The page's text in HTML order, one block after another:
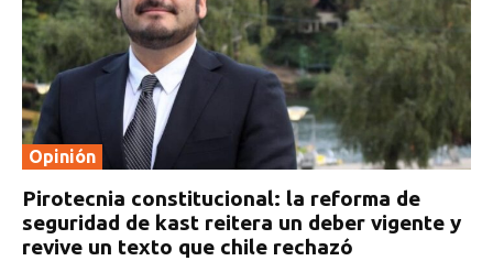
Opinión
Pirotecnia constitucional: la reforma de
seguridad de kast reitera un deber vigente y
revive un texto que chile rechazó